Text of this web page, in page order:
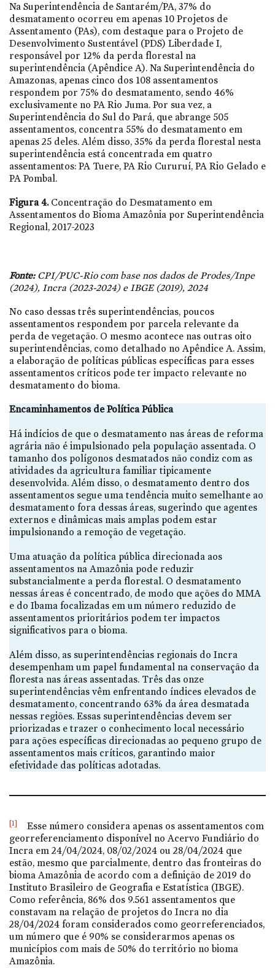
Na Superintendência de Santarém/PA, 37% do
desmatamento ocorreu em apenas 10 Projetos de
Assentamento (PAs), com destaque para o Projeto de
Desenvolvimento Sustentável (PDS) Liberdade I,
responsável por 12% da perda florestal na
superintendência (Apêndice A). Na Superintendência do
Amazonas, apenas cinco dos 108 assentamentos
respondem por 75% do desmatamento, sendo 46%
exclusivamente no PA Rio Juma. Por sua vez, a
Superintendência do Sul do Pará, que abrange 505
assentamentos, concentra 55% do desmatamento em
apenas 25 deles. Além disso, 35% da perda florestal nesta
superintendência está concentrada em quatro
assentamentos: PA Tuere, PA Rio Cururuí, PA Rio Gelado e
PA Pombal.
Figura 4.Concentração do Desmatamento em
Assentamentos do Bioma Amazônia por Superintendência
Regional, 2017-2023
Fonte: CPI/PUC-Rio com base nos dados de Prodes/Inpe
(2024), Incra (2023-2024) e IBGE (2019), 2024
No caso dessas três superintendências, poucos
assentamentos respondem por parcela relevante da
perda de vegetação. O mesmo acontece nas outras oito
superintendências, como detalhado no Apêndice A. Assim,
a elaboração de políticas públicas específicas para esses
assentamentos críticos pode ter impacto relevante no
desmatamento do bioma.
Encaminhamentos de Política Pública
Há indícios de que o desmatamento nas áreas de reforma
agrária não é impulsionado pela população assentada. O
tamanho dos polígonos desmatados não condiz com as
atividades da agricultura familiar tipicamente
desenvolvida. Além disso, o desmatamento dentro dos
assentamentos segue uma tendência muito semelhante ao
desmatamento fora dessas áreas, sugerindo que agentes
externos e dinâmicas mais amplas podem estar
impulsionando a remoção de vegetação.
Uma atuação da política pública direcionada aos
assentamentos na Amazônia pode reduzir
substancialmente a perda florestal. O desmatamento
nessas áreas é concentrado, de modo que ações do MMA
e do Ibama focalizadas em um número reduzido de
assentamentos prioritários podem ter impactos
significativos para o bioma.
Além disso, as superintendências regionais do Incra
desempenham um papel fundamental na conservação da
floresta nas áreas assentadas. Três das onze
superintendências vêm enfrentando índices elevados de
desmatamento, concentrando 63% da área desmatada
nessas regiões. Essas superintendências devem ser
priorizadas e trazer o conhecimento local necessário
para ações específicas direcionadas ao pequeno grupo de
assentamentos mais críticos, garantindo maior
efetividade das políticas adotadas.
[1]
Esse número considera apenas os assentamentos com
georreferenciamento disponível no Acervo Fundiário do
Incra em 24/04/2024, 08/02/2024 ou 28/04/2024 que
estão, mesmo que parcialmente, dentro das fronteiras do
bioma Amazônia de acordo com a definição de 2019 do
Instituto Brasileiro de Geografia e Estatística (IBGE).
Como referência, 86% dos 9.561 assentamentos que
constavam na relação de projetos do Incra no dia
28/04/2024 foram considerados como georreferenciados,
um número que é 90% se considerarmos apenas os
municípios com mais de 50% do território no bioma
Amazônia.